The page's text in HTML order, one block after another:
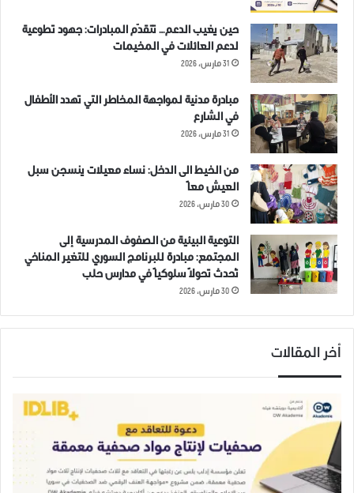
حين يغيب الدعم… تتقدّم المبادرات: جهود تطوعية
لدعم العائلات في المخيمات
31 مارس، 2026
مبادرة مدنية لمواجهة المخاطر التي تهدد الأطفال
في الشارع
31 مارس، 2026
من الخيط الى الدخل: نساء معيلات ينسجن سبل
العيش معاً
30 مارس، 2026
التوعية البيئية من الصفوف المدرسية إلى
المجتمع: مبادرة للبرنامج السوري للتغير المناخي
تُحدث تحولاً سلوكياً في مدارس حلب
30 مارس، 2026
أخر المقالات